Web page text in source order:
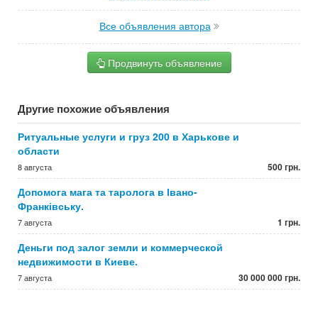
Все объявления автора
Продвинуть объявление
Другие похожие объявления
Ритуальные услуги и груз 200 в Харькове и
области
8 августа 500 грн.
Допомога мага та таролога в Івано-
Франківську.
7 августа 1 грн.
Деньги под залог земли и коммерческой
недвижимости в Киеве.
7 августа 30 000 000 грн.